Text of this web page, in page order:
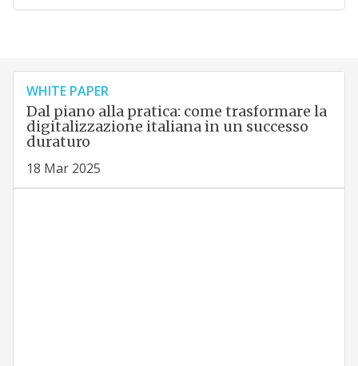
WHITE PAPER
Dal piano alla pratica: come trasformare la
digitalizzazione italiana in un successo
duraturo
18 Mar 2025